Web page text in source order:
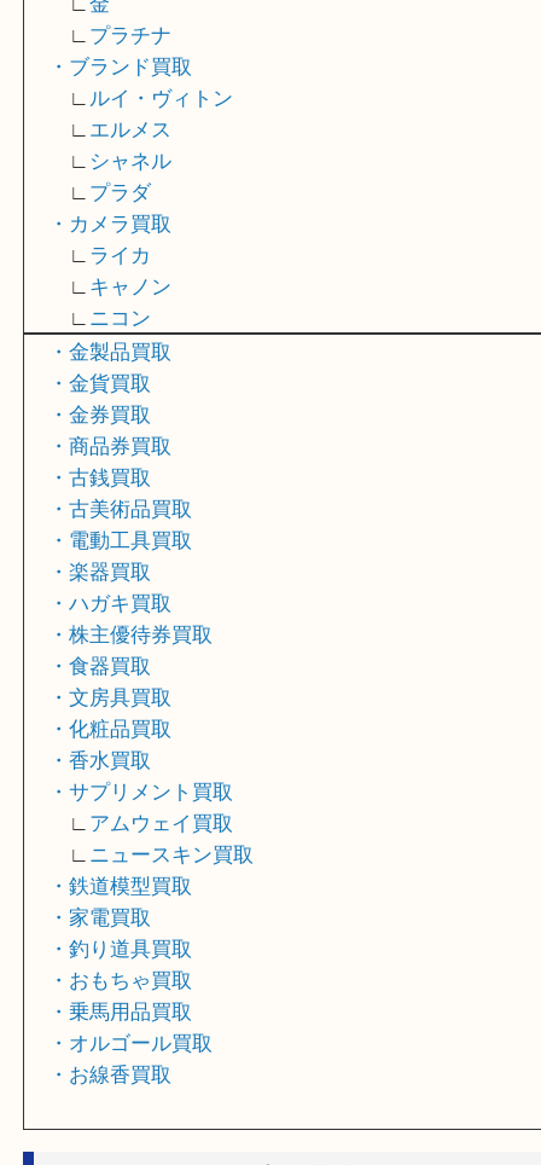
・骨董品買取
・切手買取
・記念メダル買取
貴金属買取
∟金
∟プラチナ
・ブランド買取
∟ルイ・ヴィトン
∟エルメス
∟シャネル
∟プラダ
・カメラ買取
∟ライカ
∟キャノン
∟ニコン
・金製品買取
・金貨買取
・金券買取
・商品券買取
・古銭買取
・古美術品買取
・電動工具買取
・楽器買取
・ハガキ買取
・株主優待券買取
・食器買取
・文房具買取
・化粧品買取
・香水買取
・サプリメント買取
∟アムウェイ買取
∟ニュースキン買取